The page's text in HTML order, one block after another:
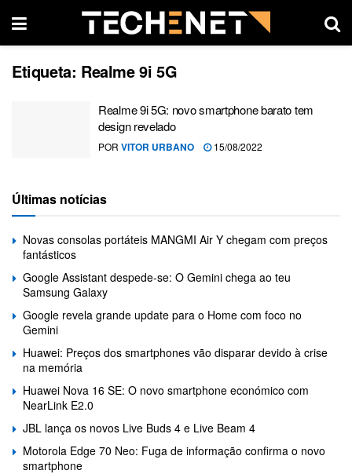
Etiqueta: Realme 9i 5G
Realme 9i 5G: novo smartphone barato tem
design revelado
POR VITOR URBANO 15/08/2022
Últimas notícias
Novas consolas portáteis MANGMI Air Y chegam com preços
fantásticos
Google Assistant despede-se: O Gemini chega ao teu
Samsung Galaxy
Google revela grande update para o Home com foco no
Gemini
Huawei: Preços dos smartphones vão disparar devido à crise
na memória
Huawei Nova 16 SE: O novo smartphone económico com
NearLink E2.0
JBL lança os novos Live Buds 4 e Live Beam 4
Motorola Edge 70 Neo: Fuga de informação confirma o novo
smartphone